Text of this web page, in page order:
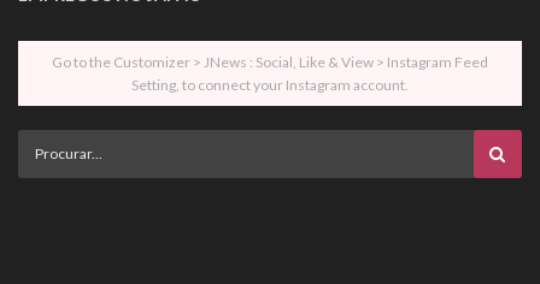
Go to the Customizer > JNews : Social, Like & View > Instagram Feed
Setting, to connect your Instagram account.